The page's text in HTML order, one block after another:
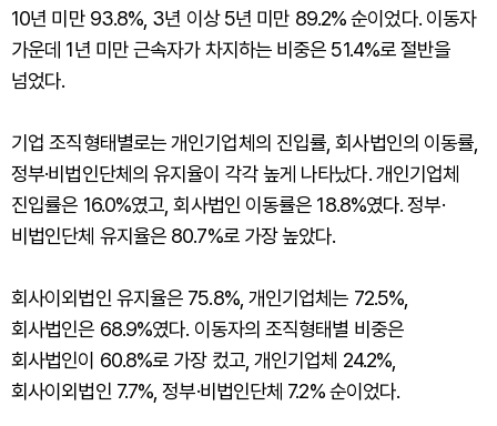
10년 미만 93.8%, 3년 이상 5년 미만 89.2% 순이었다. 이동자
가운데 1년 미만 근속자가 차지하는 비중은 51.4%로 절반을
넘었다.
기업 조직형태별로는 개인기업체의 진입률, 회사법인의 이동률,
정부·비법인단체의 유지율이 각각 높게 나타났다. 개인기업체
진입률은 16.0%였고, 회사법인 이동률은 18.8%였다. 정부·
비법인단체 유지율은 80.7%로 가장 높았다.
회사이외법인 유지율은 75.8%, 개인기업체는 72.5%,
회사법인은 68.9%였다. 이동자의 조직형태별 비중은
회사법인이 60.8%로 가장 컸고, 개인기업체 24.2%,
회사이외법인 7.7%, 정부·비법인단체 7.2% 순이었다.